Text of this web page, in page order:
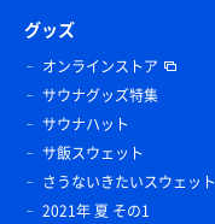
グッズ
オンラインストア
サウナグッズ特集
サウナハット
サ飯スウェット
さうないきたいスウェット
2021年 夏 その1